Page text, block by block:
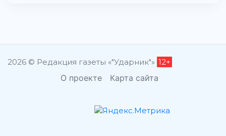
2026 © Редакция газеты «"Ударник"» 12+
О проекте Карта сайта